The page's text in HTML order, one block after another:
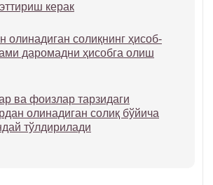
керак
олинадиган солиқнинг ҳисоб-
даромадни ҳисобга олиш
ва фоизлар тарзидаги
олинадиган солиқ бўйича
тўлдирилади